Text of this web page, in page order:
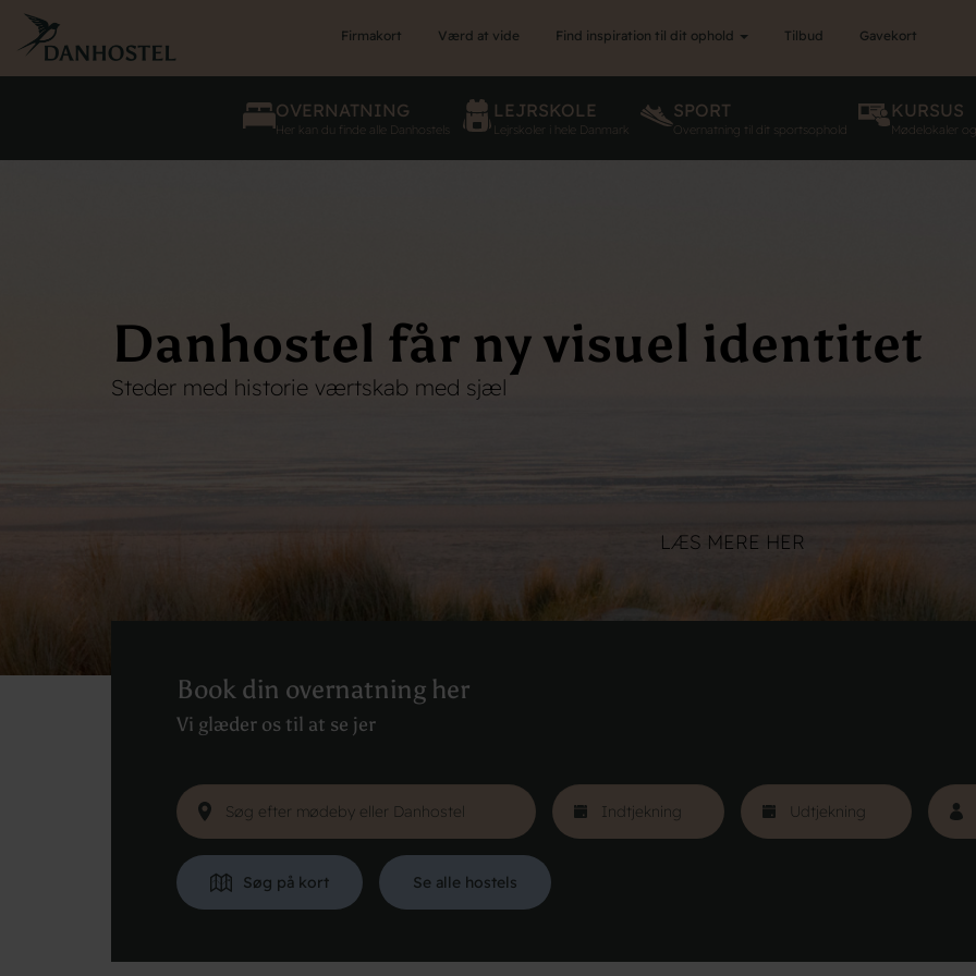
main
content
Firmakort Værd at vide Find inspiration til dit ophold Tilbud Gavekort
OVERNATNING
Her kan du finde alle Danhostels
LEJRSKOLE
Lejrskoler i hele Danmark
SPORT
Overnatning til dit sportsophold
KURSUS
Mødelokaler
Danhostel får ny visuel identitet
Steder med historie værtskab med sjæl
LÆS MERE HER
Book din overnatning her
Vi glæder os til at se jer
Søg på kort Se alle hostels